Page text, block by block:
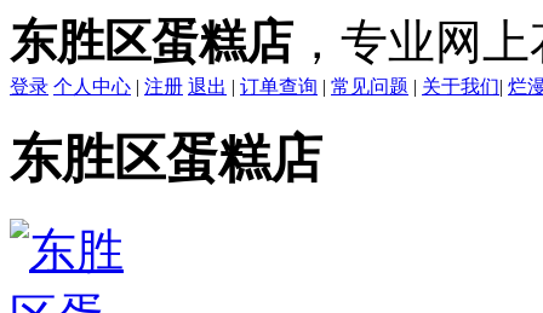
东胜区蛋糕店，专业网
登录 个人中心 | 注册 退出 | 订单查询 | 常见问题 | 关于我们| 烂
东胜区蛋糕店